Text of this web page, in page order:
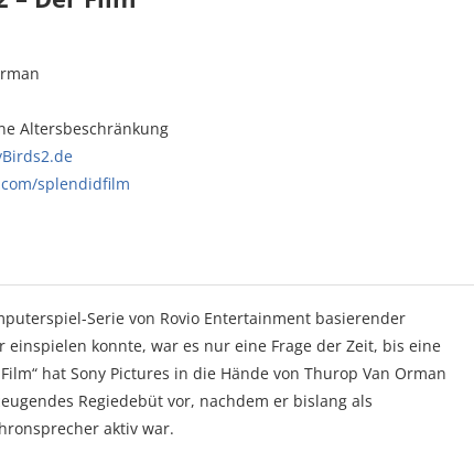
Altersbeschränkung
splendidfilm
Serie von Rovio Entertainment basierender
konnte, war es nur eine Frage der Zeit, bis eine
hat Sony Pictures in die Hände von Thurop Van Orman
Regiedebüt vor, nachdem er bislang als
aktiv war.